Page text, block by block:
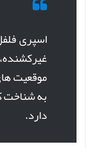
اسپری
موقعیت
به شناخت
دارد.